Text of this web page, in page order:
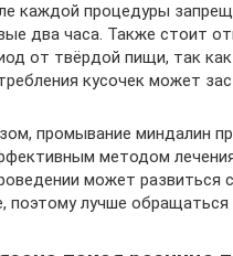
каждой процедуры
два часа. Также стоит
от твёрдой пищи, так
кусочек может
промывание миндалин
методом
может развиться
поэтому лучше обращаться